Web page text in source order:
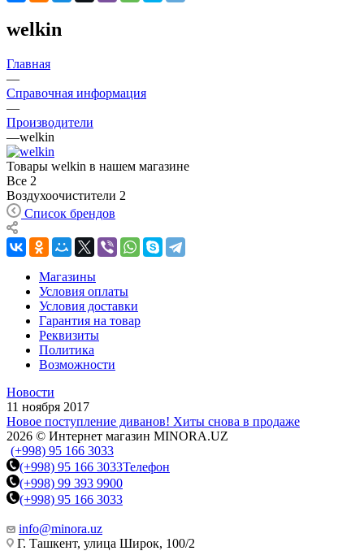
welkin
Главная
—
Справочная информация
—
Производители
—welkin
Товары welkin в нашем магазине
Все 2
Воздухоочистители 2
Список брендов
Магазины
Условия оплаты
Условия доставки
Гарантия на товар
Реквизиты
Политика
Возможности
Новости
11 ноября 2017
Новое поступление диванов! Хиты снова в продаже
2026 © Интернет магазин MINORA.UZ
(+998) 95 166 3033
(+998) 95 166 3033Телефон
(+998) 99 393 9900
(+998) 95 166 3033
info@minora.uz
Г. Ташкент, улица Широк, 100/2